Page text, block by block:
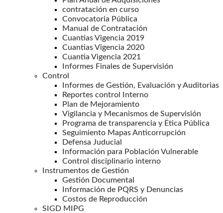
contratación en curso
Convocatoria Pública
Manual de Contratación
Cuantias Vigencia 2019
Cuantias Vigencia 2020
Cuantia Vigencia 2021
Informes Finales de Supervisión
Control
Informes de Gestión, Evaluación y Auditorias
Reportes control Interno
Plan de Mejoramiento
Vigilancia y Mecanismos de Supervisión
Programa de transparencia y Ëtica Pública
Seguimiento Mapas Anticorrupción
Defensa Juducial
Información para Población Vulnerable
Control disciplinario interno
Instrumentos de Gestión
Gestión Documental
Información de PQRS y Denuncias
Costos de Reproducción
SIGD MIPG